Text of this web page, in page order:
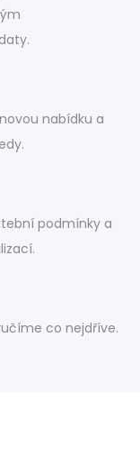
nabídku a
podmínky a
co nejdříve.